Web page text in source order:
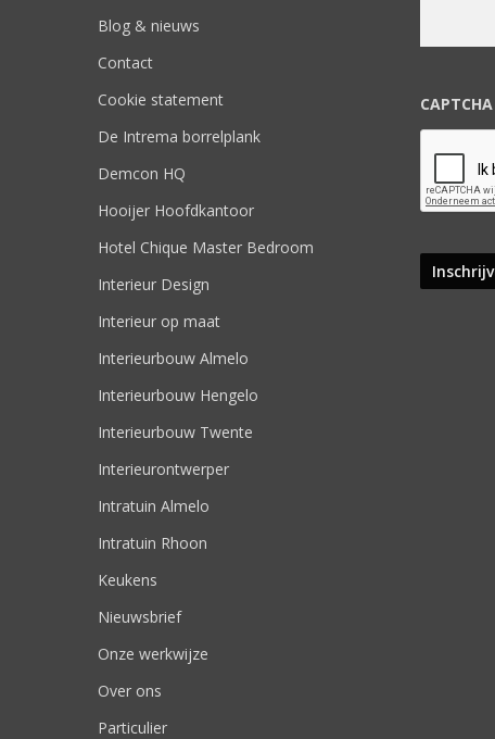
Blog & nieuws
Contact
Cookie statement
De Intrema borrelplank
Demcon HQ
Hooijer Hoofdkantoor
Hotel Chique Master Bedroom
Interieur Design
Interieur op maat
Interieurbouw Almelo
Interieurbouw Hengelo
Interieurbouw Twente
Interieurontwerper
Intratuin Almelo
Intratuin Rhoon
Keukens
Nieuwsbrief
Onze werkwijze
Over ons
Particulier
CAPTCHA